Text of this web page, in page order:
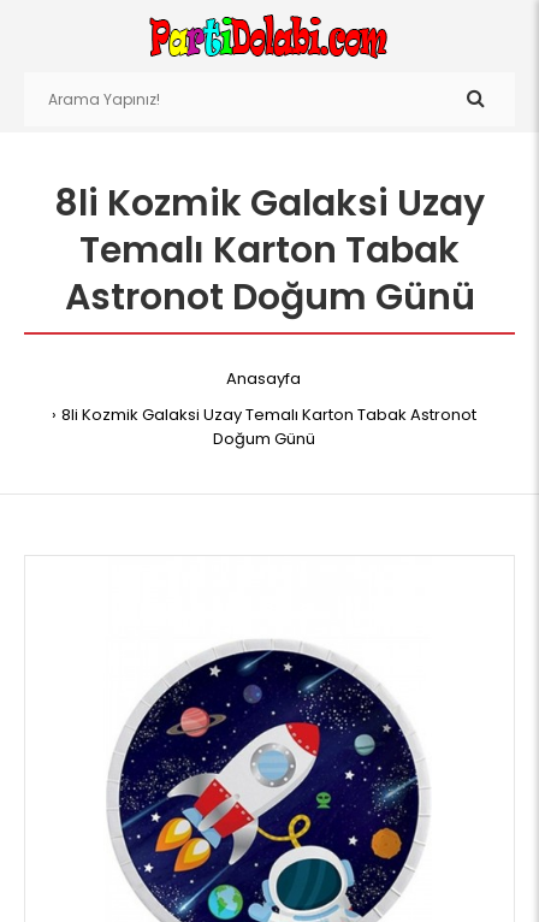
8li Kozmik Galaksi Uzay
Temalı Karton Tabak
Astronot Doğum Günü
Anasayfa
8li Kozmik Galaksi Uzay Temalı Karton Tabak Astronot
Doğum Günü